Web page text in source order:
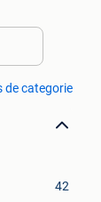
de categorie
42